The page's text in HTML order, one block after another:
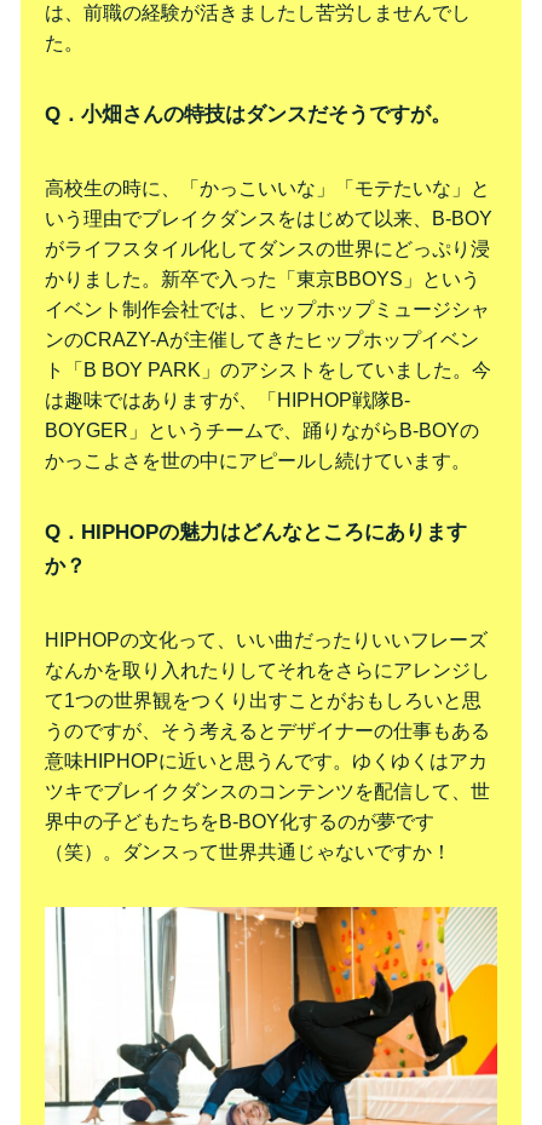
は、前職の経験が活きましたし苦労しませんでし
た。
Q．小畑さんの特技はダンスだそうですが。
高校生の時に、「かっこいいな」「モテたいな」と
いう理由でブレイクダンスをはじめて以来、B-BOY
がライフスタイル化してダンスの世界にどっぷり浸
かりました。新卒で入った「東京BBOYS」という
イベント制作会社では、ヒップホップミュージシャ
ンのCRAZY-Aが主催してきたヒップホップイベン
ト「B BOY PARK」のアシストをしていました。今
は趣味ではありますが、「HIPHOP戦隊B-
BOYGER」というチームで、踊りながらB-BOYの
かっこよさを世の中にアピールし続けています。
Q．HIPHOPの魅力はどんなところにあります
か？
HIPHOPの文化って、いい曲だったりいいフレーズ
なんかを取り入れたりしてそれをさらにアレンジし
て1つの世界観をつくり出すことがおもしろいと思
うのですが、そう考えるとデザイナーの仕事もある
意味HIPHOPに近いと思うんです。ゆくゆくはアカ
ツキでブレイクダンスのコンテンツを配信して、世
界中の子どもたちをB-BOY化するのが夢です
（笑）。ダンスって世界共通じゃないですか！